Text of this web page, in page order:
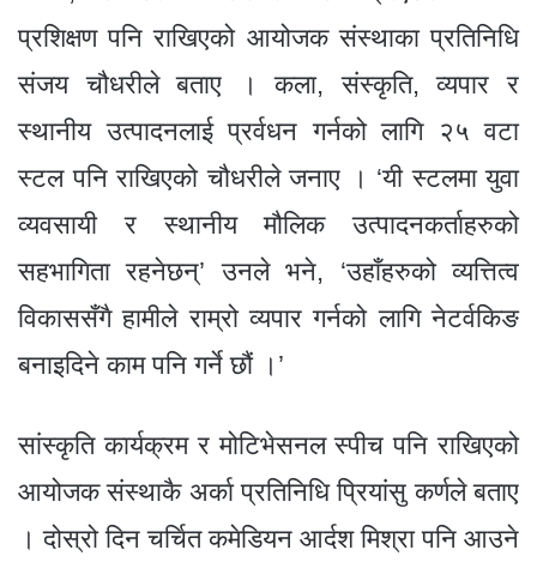
प्रशिक्षण पनि राखिएको आयोजक संस्थाका प्रतिनिधि
संजय चौधरीले बताए । कला, संस्कृति, व्यपार र
स्थानीय उत्पादनलाई प्रर्वधन गर्नको लागि २५ वटा
स्टल पनि राखिएको चौधरीले जनाए । ‘यी स्टलमा युवा
व्यवसायी र स्थानीय मौलिक उत्पादनकर्ताहरुको
सहभागिता रहनेछन्’ उनले भने, ‘उहाँहरुको व्यत्तित्व
विकाससँगै हामीले राम्रो व्यपार गर्नको लागि नेटर्वकिङ
बनाइदिने काम पनि गर्ने छौं ।’
सांस्कृति कार्यक्रम र मोटिभेसनल स्पीच पनि राखिएको
आयोजक संस्थाकै अर्का प्रतिनिधि प्रियांसु कर्णले बताए
। दोस्रो दिन चर्चित कमेडियन आर्दश मिश्रा पनि आउने